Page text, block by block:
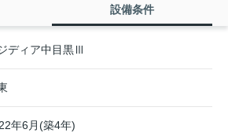
設備条件
ディア中目黒Ⅲ
年6月(築4年)